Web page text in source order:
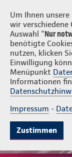
Um Ihnen
wir
Auswahl "Nur
benötigte
nutzen, klicken
Einwilligung
Menüpunkt
Informationen
Impressum -
Zustimmen
Hundertmark